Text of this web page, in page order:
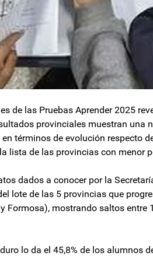
de las Pruebas Aprender 2025
provinciales muestran una
términos de evolución respecto
lista de las provincias con menor
dados a conocer por la
lote de las 5 provincias que
y Formosa), mostrando saltos
lo da el 45,8% de los alumnos